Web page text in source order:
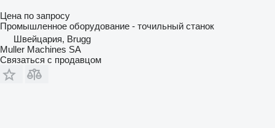
Цена по запросу
Промышленное оборудование - точильный станок
Швейцария, Brugg
Muller Machines SA
Связаться с продавцом